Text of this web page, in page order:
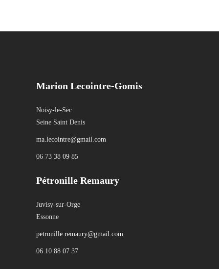
Marion Lecointre-Gomis
Noisy-le-Sec
Seine Saint Denis
ma.lecointre@gmail.com
06 73 38 09 85
Pétronille Remaury
Juvisy-sur-Orge
Essonne
petronille.remaury@gmail.com
06 10 88 07 37